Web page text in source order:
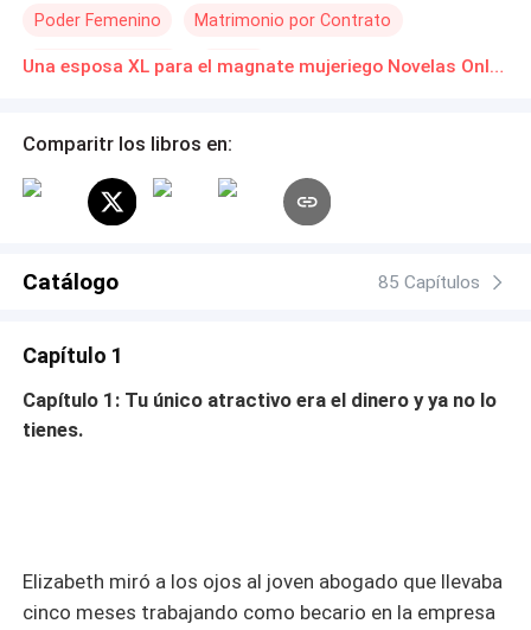
Ella no pensaba volver a enamorarse, pero no contaba
con que su nuevo jefe frustraría esos planes. Roger
infidelidad por parte de su prometida, decide romper esa
consumado. Elizabeth y Roger se habían rendido en el
amor, pero el destino decide unirlos y ella termina siendo
en Elizabeth no solo a la mejor empleada que ha tenido,
que un error lo obliga a casarse con su asistente. Un
en el contrato que puede destruir su futuro. Y una mujer
que no está dispuesta a dejarse humillar de nuevo.
Poder Femenino Matrimonio por Contrato
Amor de casados Pasión Una esposa XL para el magnate mujeriego Novelas Online Descarga gratuita de PDF
Comparitr los libros en:
Catálogo 85 Capítulos
Capítulo 1
Capítulo 1: Tu único atractivo era el dinero y ya no lo
tienes.
Elizabeth miró a los ojos al joven abogado que llevaba
cinco meses trabajando como becario en la empresa